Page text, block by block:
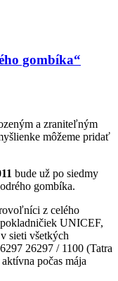
gombíka“
a zraniteľným
môžeme pridať
bude už po siedmy
gombíka.
z celého
UNICEF,
v sieti všetkých
26297 / 1100 (Tatra
počas mája